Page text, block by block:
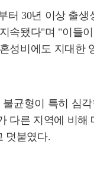
터 30년 이상 출
속됐다"며 "이들
성비에도 지대한
균형이 특히 심각
다른 지역에 비해
덧붙였다.